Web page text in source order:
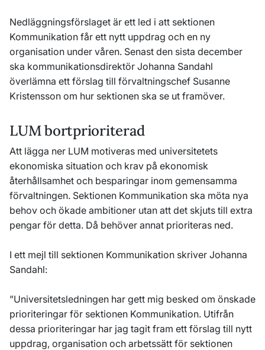
Nedläggningsförslaget är ett led i att sektionen
Kommunikation får ett nytt uppdrag och en ny
organisation under våren. Senast den sista december
ska kommunikationsdirektör Johanna Sandahl
överlämna ett förslag till förvaltningschef Susanne
Kristensson om hur sektionen ska se ut framöver.
LUM bortprioriterad
Att lägga ner LUM motiveras med universitetets
ekonomiska situation och krav på ekonomisk
återhållsamhet och besparingar inom gemensamma
förvaltningen. Sektionen Kommunikation ska möta nya
behov och ökade ambitioner utan att det skjuts till extra
pengar för detta. Då behöver annat prioriteras ned.
I ett mejl till sektionen Kommunikation skriver Johanna
Sandahl:
”Universitetsledningen har gett mig besked om önskade
prioriteringar för sektionen Kommunikation. Utifrån
dessa prioriteringar har jag tagit fram ett förslag till nytt
uppdrag, organisation och arbetssätt för sektionen